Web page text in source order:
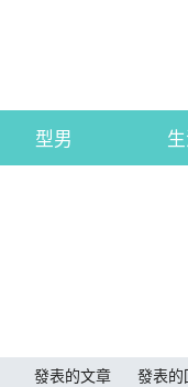
型男
發表的文章
發表的